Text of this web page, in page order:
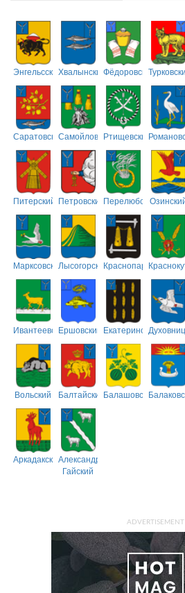
ЭнгельсскийХвалынскийФёдоровский
СаратовскийСамойловскийРтищевский
Питерский ПетровскийПерелюбский
МарксовскийЛысогорский
ИвантеевскийЕршовский Екатериновский
Вольский БалтайскийБалашовский
АркадакскийАлександрово-
Гайский
ADVERTISEMENT